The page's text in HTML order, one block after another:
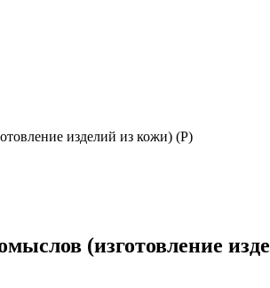
изделий из кожи) (Р)
(изготовление